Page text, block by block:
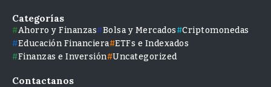
Categorías
Ahorro y Finanzas Bolsa y Mercados
Criptomonedas
Educación Financiera ETFs e Indexados
Finanzas e Inversión Uncategorized
Contactanos